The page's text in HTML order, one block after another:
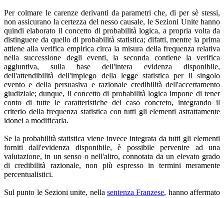
Per colmare le carenze derivanti da parametri che, di per sè stessi,
non assicurano la certezza del nesso causale, le Sezioni Unite hanno
quindi elaborato il concetto di probabilità logica, a propria volta da
distinguere da quello di probabilità statistica; difatti, mentre la prima
attiene alla verifica empirica circa la misura della frequenza relativa
nella successione degli eventi, la seconda contiene la verifica
aggiuntiva, sulla base dell'intera evidenza disponibile,
dell'attendibilità dell'impiego della legge statistica per il singolo
evento e della persuasiva e razionale credibilità dell'accertamento
giudiziale; dunque, il concetto di probabilità logica impone di tener
conto di tutte le caratteristiche del caso concreto, integrando il
criterio della frequenza statistica con tutti gli elementi astrattamente
idonei a modificarla.
Se la probabilità statistica viene invece integrata da tutti gli elementi
forniti dall'evidenza disponibile, è possibile pervenire ad una
valutazione, in un senso o nell'altro, connotata da un elevato grado
di credibilità razionale, non più espresso in termini meramente
percentualistici.
Sul punto le Sezioni unite, nella sentenza Franzese, hanno affermato